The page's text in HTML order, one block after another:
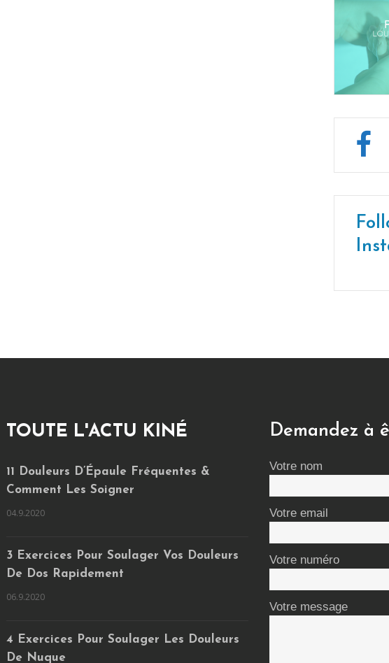
TOUTE L'ACTU KINÉ
11 Douleurs D’Épaule Fréquentes &
Comment Les Soigner
04.9.2020
3 Exercices Pour Soulager Vos Douleurs
De Dos Rapidement
06.9.2020
4 Exercices Pour Soulager Les Douleurs
De Nuque
Demandez à
Votre nom
Votre email
Votre numéro
Votre message